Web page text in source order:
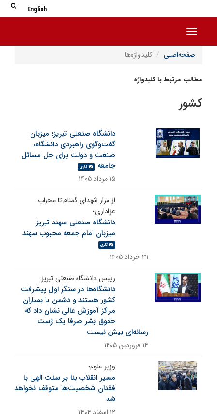
English
Toggle navigation
صفحه‌اصلی کلیدواژه‌ها
مطالب مرتبط با کلیدواژه
کشور
دانشگاه صنعتی تبریز؛ میزبان
گفت‌وگوی راهبردی دانشگاه،
صنعت و دولت برای حل مسائل
جامعه
گالری
۱۵ مرداد ۱۴۰۵
از مزار شهدای گمنام تا محراب
عزاداری؛
دانشگاه صنعتی سهند تبریز
میزبان امام جمعه محبوب سهند
گالری
۳۱ خرداد ۱۴۰۵
رییس دانشگاه صنعتی تبریز:
دانشگاه‌ها در سنگر اول پیشرفت
کشور هستند و دشمن با بمباران
مراکز آموزش عالی نشان داد که
حقوق بشر صرفا یک ژست
رسانه‌ای بیش نیست
۱۴ فروردین ۱۴۰۵
وزیر علوم؛
مسیر انقلاب بنا بر سنت الهی با
فقدان شخصیت‌ها متوقف نخواهد
شد